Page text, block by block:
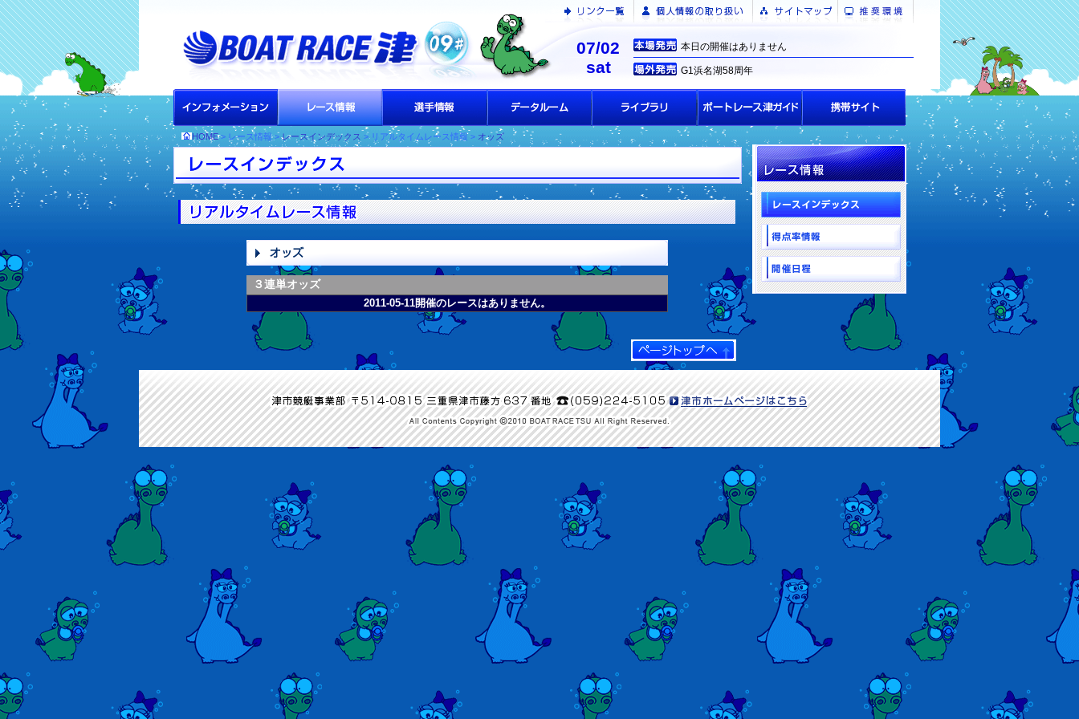
本日の開催はありません
G1浜名湖58周年
07/02
sat
HOME> レース情報 >レースインデックス > リアルタイムレース情報 > オッズ
３連単オッズ
2011-05-11開催のレースはありません。